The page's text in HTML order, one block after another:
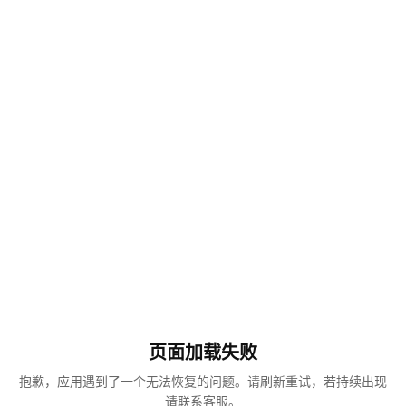
页面加载失败
抱歉，应用遇到了一个无法恢复的问题。请刷新重试，若持续出现
请联系客服。